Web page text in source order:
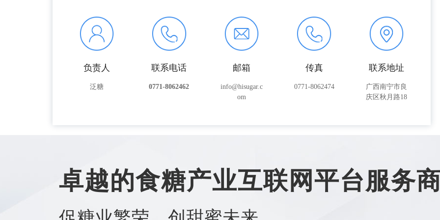
负责人
泛糖
联系电话
0771-8062462
邮箱
info@hisugar.c
om
传真
0771-8062474
联系地址
广西南宁市良
庆区秋月路18
卓越的食糖产业互联网平台服务